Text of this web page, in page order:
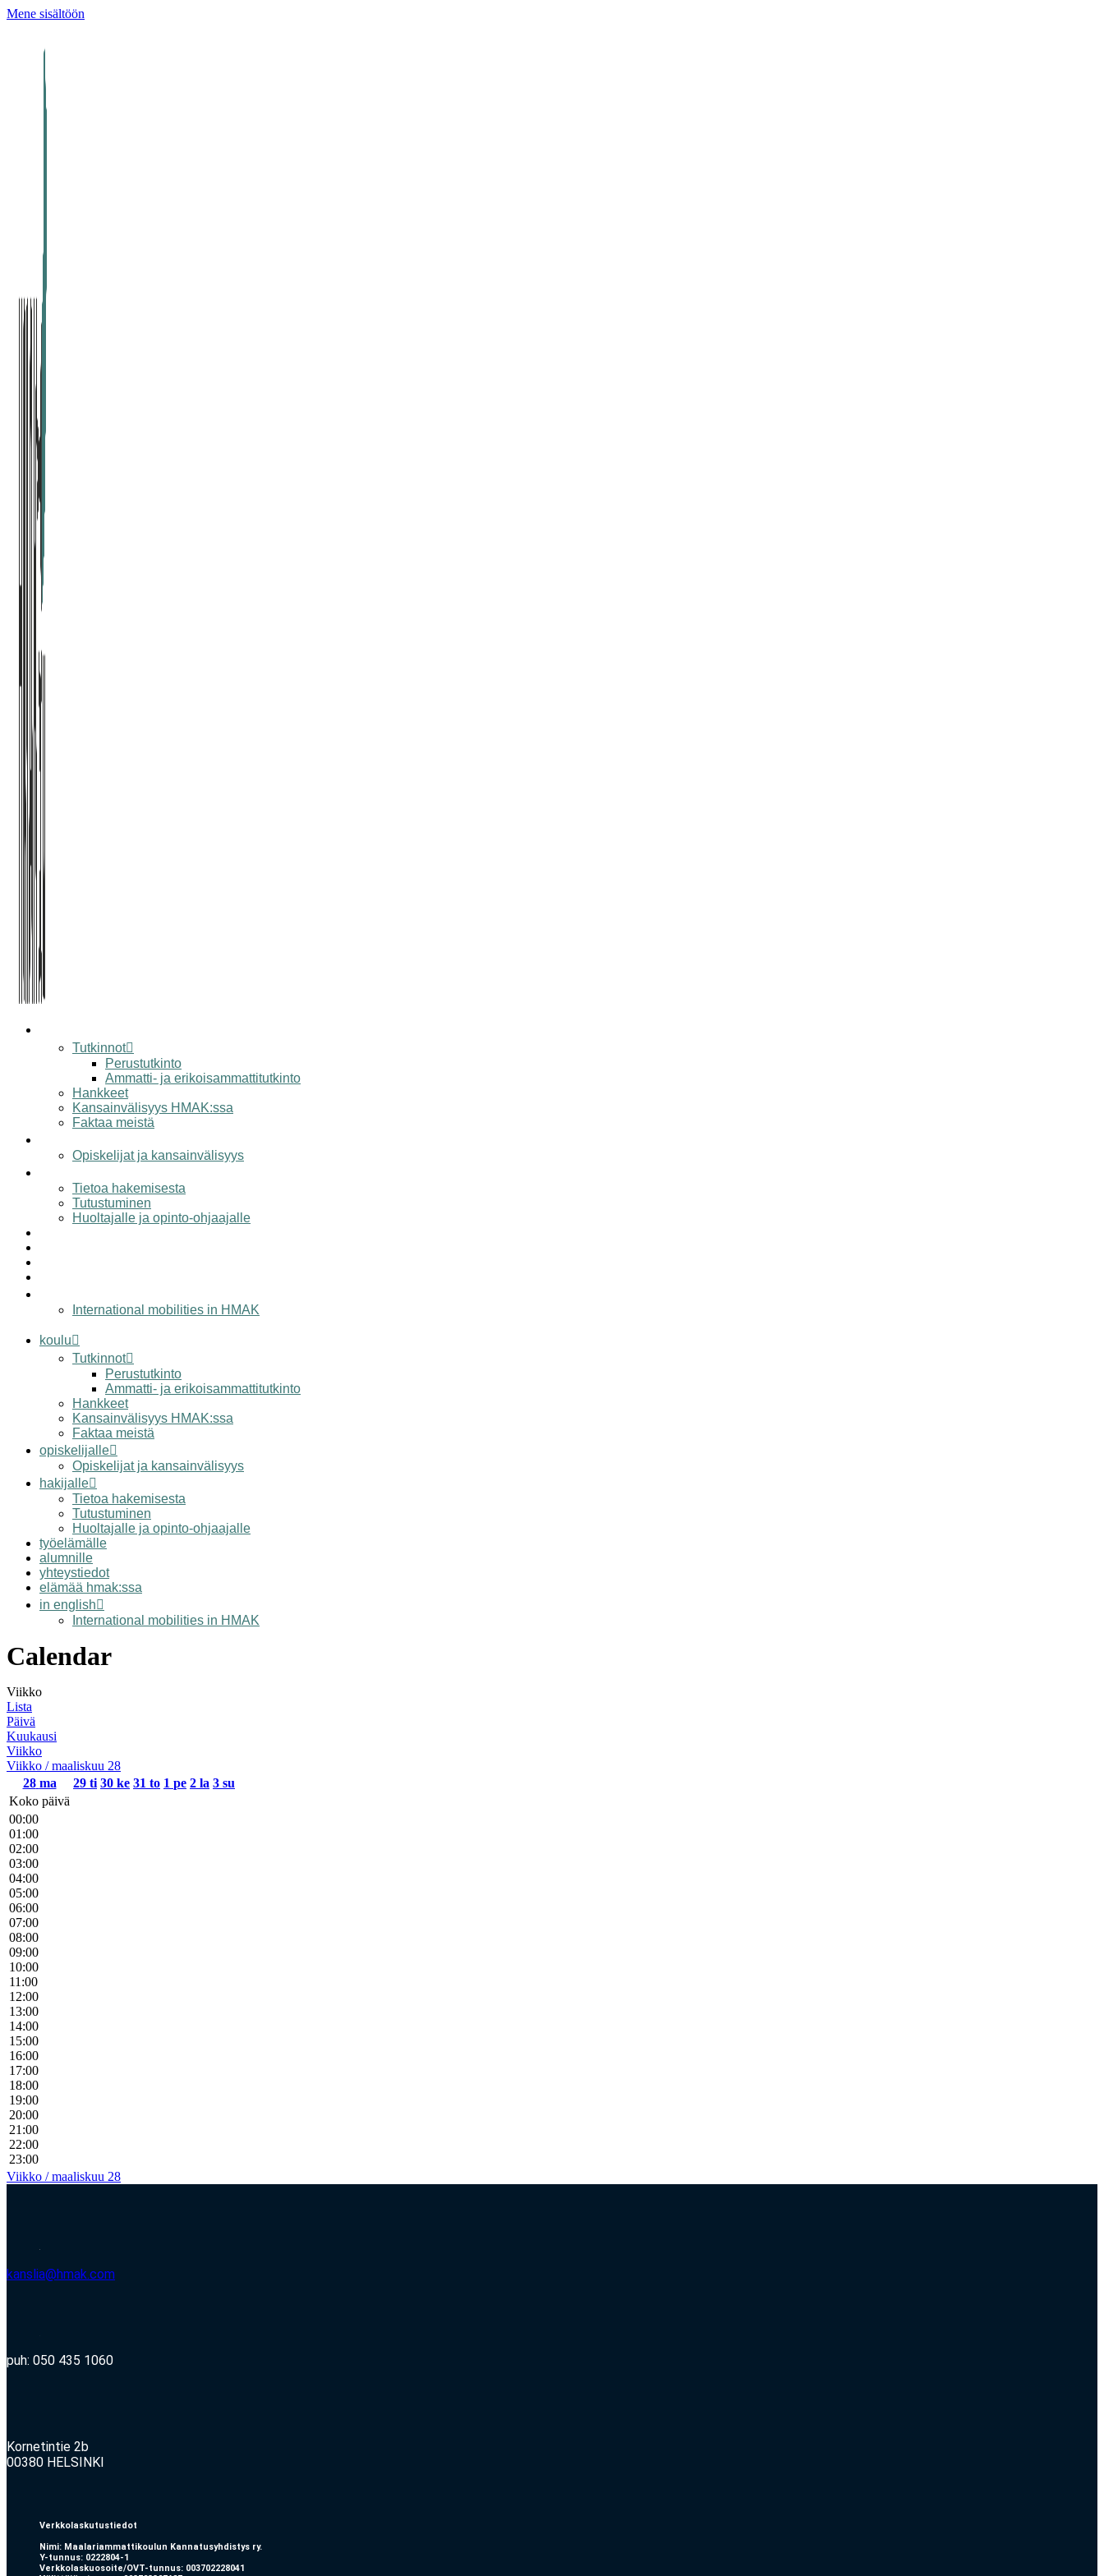
Mene sisältöön
Tutkinnot
Perustutkinto
Ammatti- ja erikoisammattitutkinto
Hankkeet
Kansainvälisyys HMAK:ssa
Faktaa meistä
Opiskelijat ja kansainvälisyys
Tietoa hakemisesta
Tutustuminen
Huoltajalle ja opinto-ohjaajalle
International mobilities in HMAK
koulu
Tutkinnot
Perustutkinto
Ammatti- ja erikoisammattitutkinto
Hankkeet
Kansainvälisyys HMAK:ssa
Faktaa meistä
opiskelijalle
Opiskelijat ja kansainvälisyys
hakijalle
Tietoa hakemisesta
Tutustuminen
Huoltajalle ja opinto-ohjaajalle
työelämälle
alumnille
yhteystiedot
elämää hmak:ssa
in english
International mobilities in HMAK
Calendar
Viikko
Lista
Päivä
Kuukausi
Viikko
Viikko / maaliskuu 28
28 ma 29 ti 30 ke 31 to 1 pe 2 la 3 su
Koko päivä
00:00
01:00
02:00
03:00
04:00
05:00
06:00
07:00
08:00
09:00
10:00
11:00
12:00
13:00
14:00
15:00
16:00
17:00
18:00
19:00
20:00
21:00
22:00
23:00
Viikko / maaliskuu 28
kanslia@hmak.com
puh: 050 435 1060
Kornetintie 2b
00380 HELSINKI
Verkkolaskutustiedot
Nimi: Maalariammattikoulun Kannatusyhdistys ry.
Y-tunnus: 0222804-1
Verkkolaskuosoite/OVT-tunnus: 003702228041